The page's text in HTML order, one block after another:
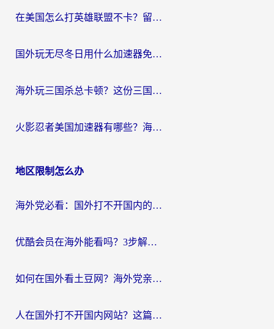
在美国怎么打英雄联盟不卡？留学生亲测的国服游戏加速全攻略
国外玩无尽冬日用什么加速器免费？海外党国服游戏加速避坑指南
海外玩三国杀总卡顿？这份三国杀游戏加速器指南帮你告别延迟烦恼
火影忍者美国加速器有哪些？海外党亲测的国服游戏加速全攻略（含菲律宾玩三国之刃守望黎明技巧）
地区限制怎么办
海外党必看：国外打不开国内的app怎么办？3步解决你的乡愁
优酷会员在海外能看吗？3步解决海外追剧难题，附实测好用加速器推荐
如何在国外看土豆网？海外党亲测有效的追剧加速器选择指南
人在国外打不开国内网站？这篇攻略帮你无缝解锁国内资源（附交管12123使用技巧）